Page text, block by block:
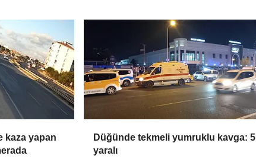
kaza yapan
Düğünde tekmeli yumruklu kavga: 5
yaralı